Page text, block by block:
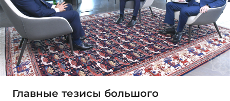
Главные тезисы большого